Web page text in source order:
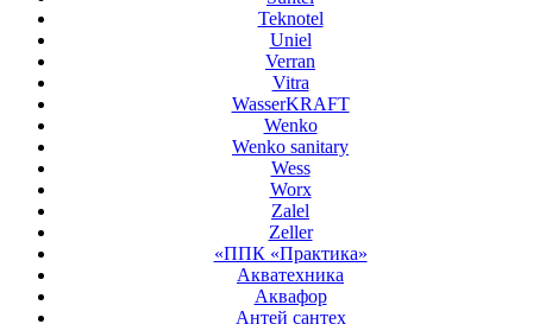
Teknotel
Uniel
Verran
Vitra
WasserKRAFT
Wenko
Wenko sanitary
Wess
Worx
Zalel
Zeller
«ППК «Практика»
Акватехника
Аквафор
Антей сантех